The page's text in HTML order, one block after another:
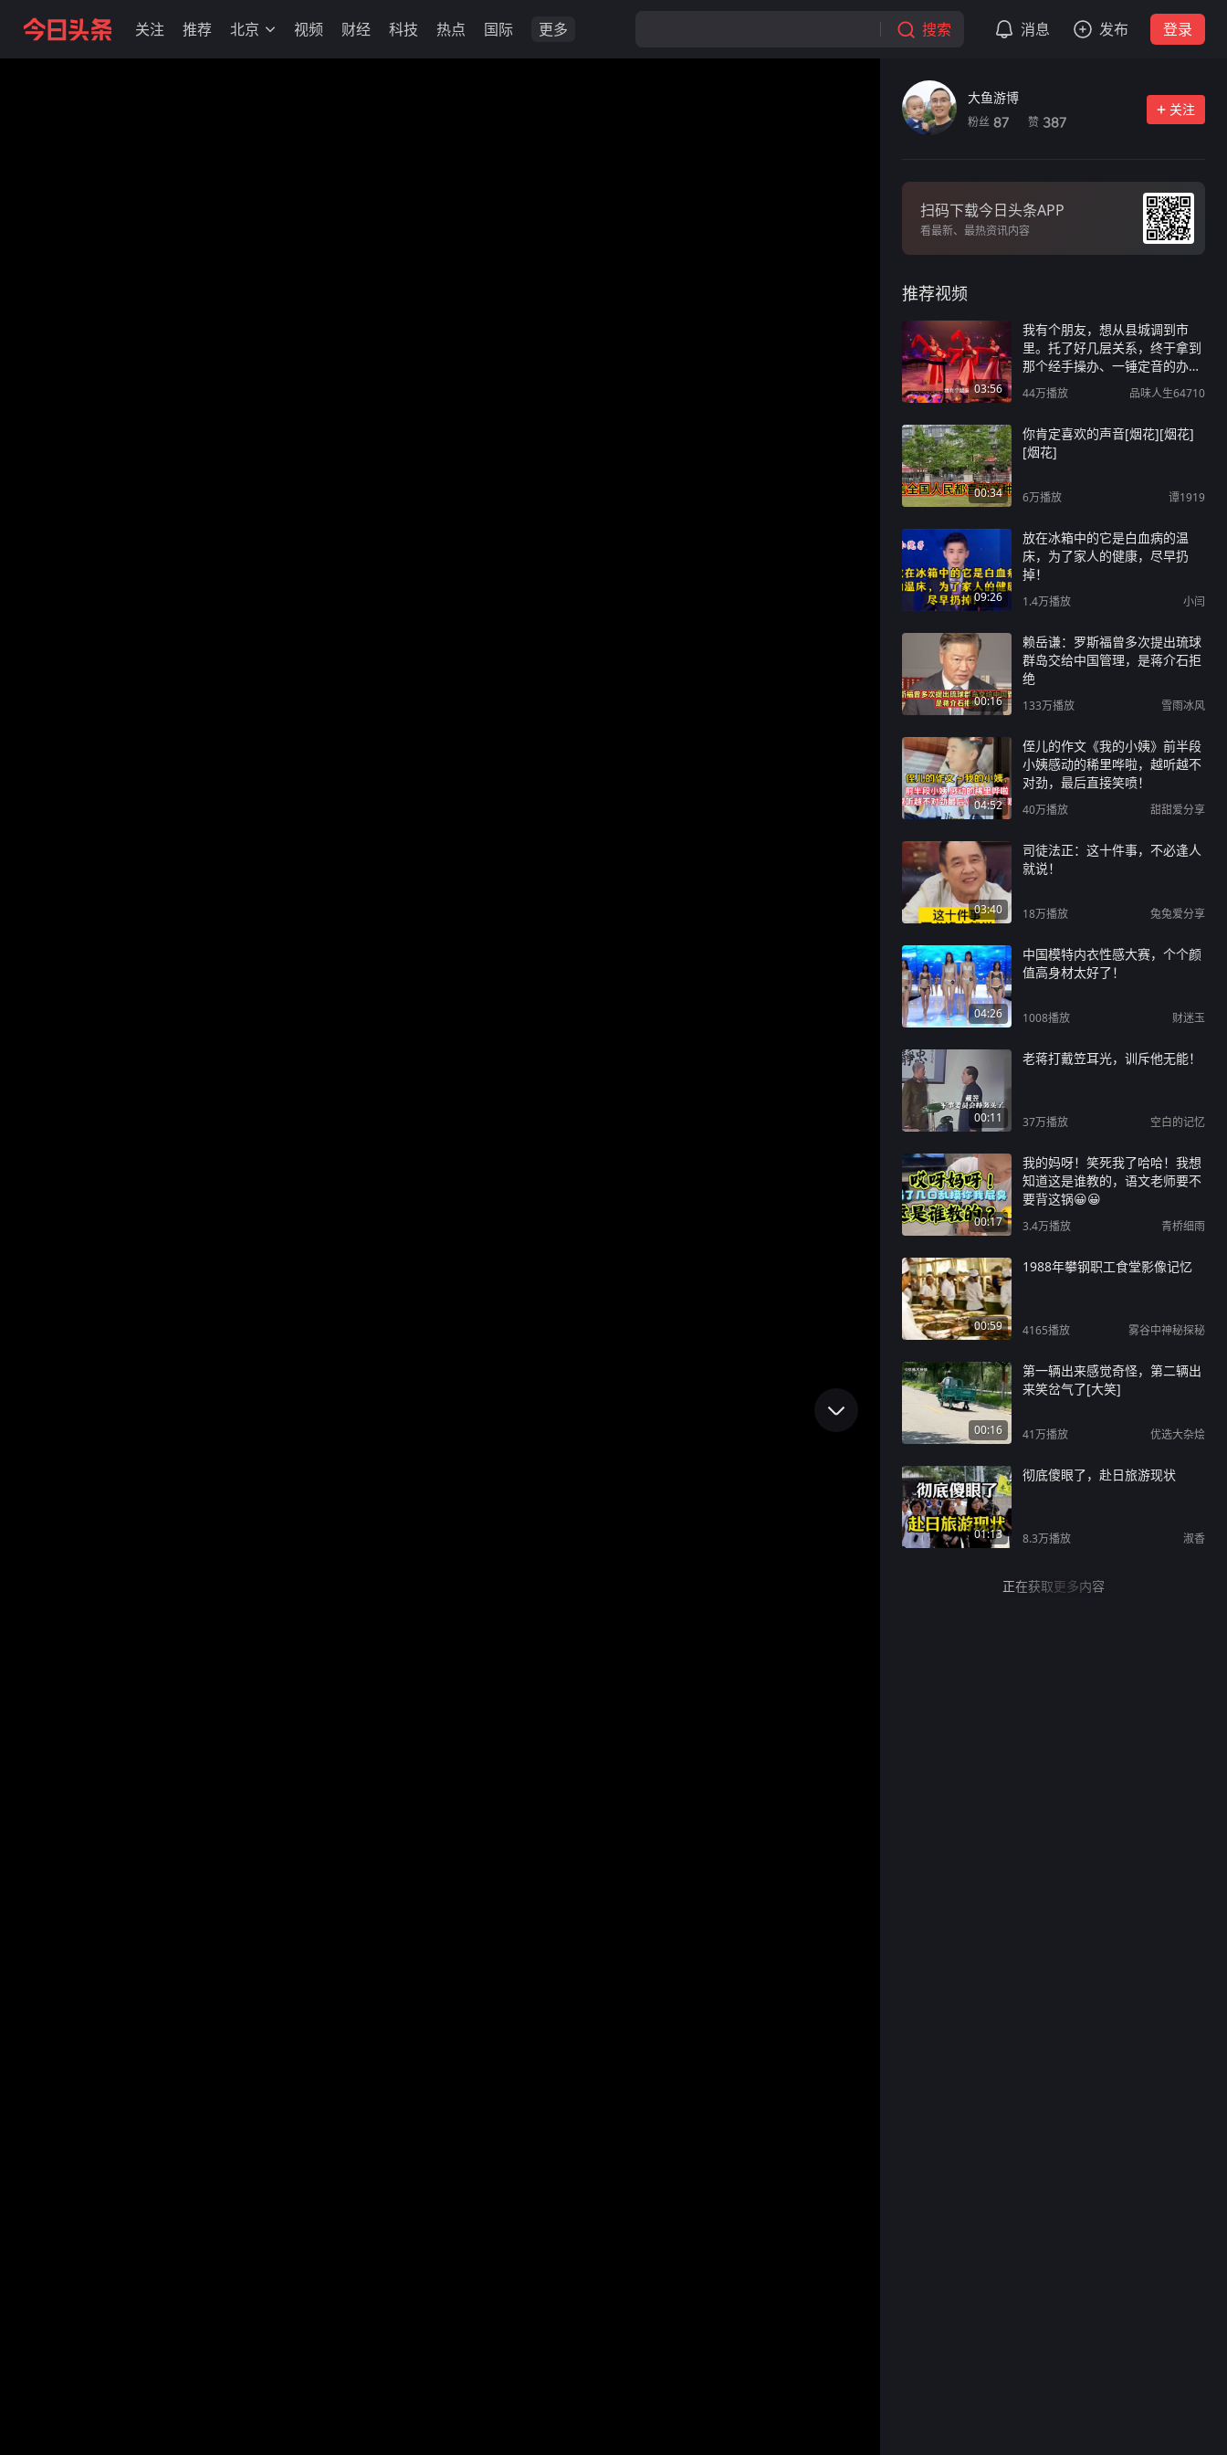
关注 推荐 北京 视频 财经 科技 热点 国际 更多 搜索 消息 发布 登录
大鱼游博
粉丝 87 赞 387
关注
扫码下载今日头条APP
看最新、最热资讯内容
推荐视频
03:56
我有个朋友，想从县城调到市
里。托了好几层关系，终于拿到
那个经手操办、一锤定音的办事
人电话。他犹豫再三，号码在通
讯录里存了三天，他愣是没敢按
个陌生人开口，这事八成得黄；
可要是不打，这是最后唯一能调
#职场那些事 #个人成长
44万播放 品味人生64710
00:34
你肯定喜欢的声音[烟花][烟花]
[烟花]
6万播放 谭1919
09:26
放在冰箱中的它是白血病的温
床，为了家人的健康，尽早扔
掉！
1.4万播放 小闫
00:16
赖岳谦：罗斯福曾多次提出琉球
群岛交给中国管理，是蒋介石拒
绝
133万播放 雪雨冰风
04:52
侄儿的作文《我的小姨》前半段
小姨感动的稀里哗啦，越听越不
对劲，最后直接笑喷！
40万播放 甜甜爱分享
03:40
司徒法正：这十件事，不必逢人
就说！
18万播放 兔兔爱分享
04:26
中国模特内衣性感大赛，个个颜
值高身材太好了！
1008播放 财迷玉
00:11
老蒋打戴笠耳光，训斥他无能！
37万播放 空白的记忆
00:17
我的妈呀！笑死我了哈哈！我想
知道这是谁教的，语文老师要不
要背这锅😀😀
3.4万播放 青桥细雨
00:59
1988年攀钢职工食堂影像记忆
4165播放 雾谷中神秘探秘
00:16
第一辆出来感觉奇怪，第二辆出
来笑岔气了[大笑]
41万播放 优选大杂烩
01:13
彻底傻眼了，赴日旅游现状
8.3万播放 淑香
正在获取更多内容